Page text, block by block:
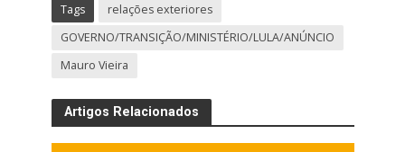
Tags
relações exteriores
GOVERNO/TRANSIÇÃO/MINISTÉRIO/LULA/ANÚNCIO
Mauro Vieira
Artigos Relacionados